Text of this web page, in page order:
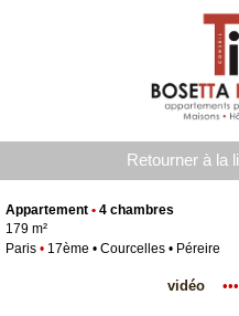
Retourner à la
Appartement • 4 chambres
179 m²
Paris • 17ème • Courcelles • Péreire
vidéo •••